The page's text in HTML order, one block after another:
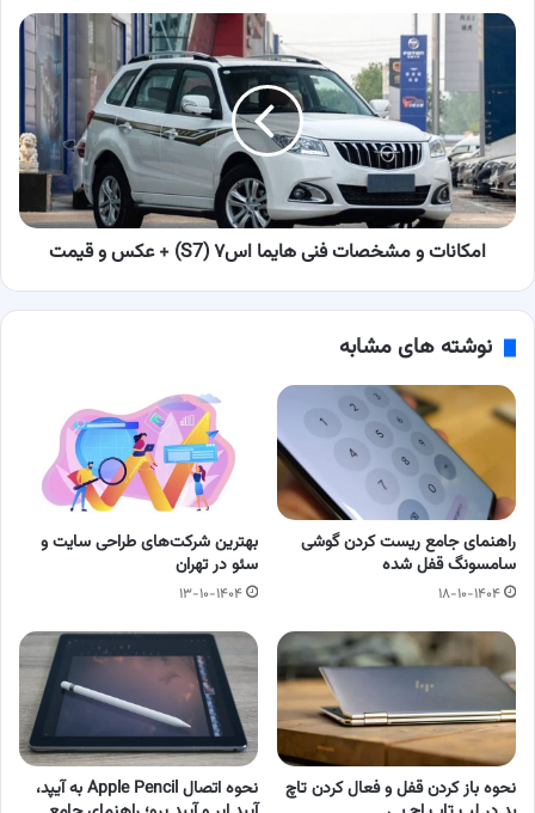
امکانات
فنی
هایما
اس۷
(S7)
+
عکس
امکانات و مشخصات فنی هایما اس۷ (S7) + عکس و قیمت
نوشته های مشابه
راهنمای جامع ریست کردن گوشی
سامسونگ قفل شده
۱۸-۱۰-۱۴۰۴
بهترین شرکت‌های طراحی سایت و
سئو در تهران
۱۳-۱۰-۱۴۰۴
نحوه باز کردن قفل و فعال کردن تاچ‌
نحوه اتصال Apple Pencil به آیپد،